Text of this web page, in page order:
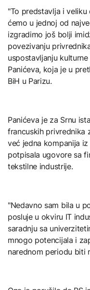
"To predstavlja i
ćemo u jednoj od
izgradimo još bolji
povezivanju
uspostavljanju
Panićeva, koja je u
BiH u Parizu.
Panićeva je za Srnu
francuskih privrednika
već jedna kompanija
potpisala ugovore sa
tekstilne industrije.
"Nedavno sam bila u
posluje u okviru IT
saradnju sa
mnogo potencijala i
narednom periodu biti